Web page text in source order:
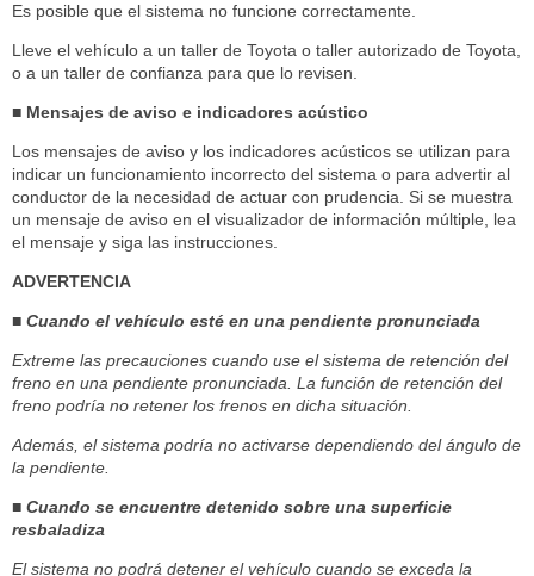
Es posible que el sistema no funcione correctamente.
Lleve el vehículo a un taller de Toyota o taller autorizado de Toyota,
o a un taller de confianza para que lo revisen.
■ Mensajes de aviso e indicadores acústico
Los mensajes de aviso y los indicadores acústicos se utilizan para
indicar un funcionamiento incorrecto del sistema o para advertir al
conductor de la necesidad de actuar con prudencia. Si se muestra
un mensaje de aviso en el visualizador de información múltiple, lea
el mensaje y siga las instrucciones.
ADVERTENCIA
■ Cuando el vehículo esté en una pendiente pronunciada
Extreme las precauciones cuando use el sistema de retención del
freno en una pendiente pronunciada. La función de retención del
freno podría no retener los frenos en dicha situación.
Además, el sistema podría no activarse dependiendo del ángulo de
la pendiente.
■ Cuando se encuentre detenido sobre una superficie
resbaladiza
El sistema no podrá detener el vehículo cuando se exceda la